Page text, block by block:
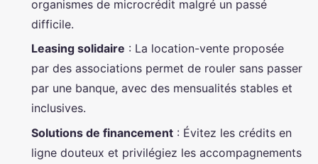
organismes de microcrédit malgré un passé
difficile.
Leasing solidaire : La location-vente proposée
par des associations permet de rouler sans passer
par une banque, avec des mensualités stables et
inclusives.
Solutions de financement : Évitez les crédits en
ligne douteux et privilégiez les accompagnements